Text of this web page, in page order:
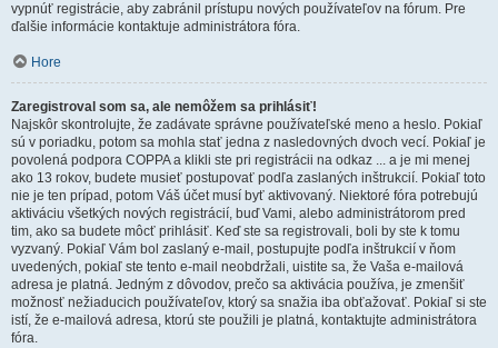
vypnúť registrácie, aby zabránil prístupu nových používateľov na fórum. Pre
ďalšie informácie kontaktuje administrátora fóra.
Hore
Zaregistroval som sa, ale nemôžem sa prihlásiť!
Najskôr skontrolujte, že zadávate správne používateľské meno a heslo. Pokiaľ
sú v poriadku, potom sa mohla stať jedna z nasledovných dvoch vecí. Pokiaľ je
povolená podpora COPPA a klikli ste pri registrácii na odkaz ... a je mi menej
ako 13 rokov, budete musieť postupovať podľa zaslaných inštrukcií. Pokiaľ toto
nie je ten prípad, potom Váš účet musí byť aktivovaný. Niektoré fóra potrebujú
aktiváciu všetkých nových registrácií, buď Vami, alebo administrátorom pred
tim, ako sa budete môcť prihlásiť. Keď ste sa registrovali, boli by ste k tomu
vyzvaný. Pokiaľ Vám bol zaslaný e-mail, postupujte podľa inštrukcií v ňom
uvedených, pokiaľ ste tento e-mail neobdržali, uistite sa, že Vaša e-mailová
adresa je platná. Jedným z dôvodov, prečo sa aktivácia používa, je zmenšiť
možnosť nežiaducich používateľov, ktorý sa snažia iba obťažovať. Pokiaľ si ste
istí, že e-mailová adresa, ktorú ste použili je platná, kontaktujte administrátora
fóra.